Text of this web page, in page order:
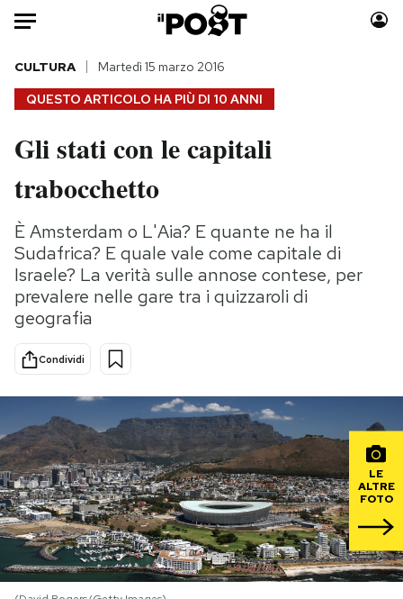
Auto
HOME
Italia
Politica
Tecnologia
Internet
Scienza
Cultura
Sport
Moda
Storie/Idee
Ok Boomer!
Media
Europa
PODCAST
NEWSLETTER
I MIEI PREFERITI
QUESTO ARTICOLO HA PIÙ DI 10 ANNI
CULTURA Martedì 15 marzo 2016
Gli stati con le capitali
trabocchetto
È Amsterdam o L'Aia? E quante ne ha il
Sudafrica? E quale vale come capitale di
Israele? La verità sulle annose contese, per
prevalere nelle gare tra i quizzaroli di
geografia
Condividi
LE
ALTRE
FOTO